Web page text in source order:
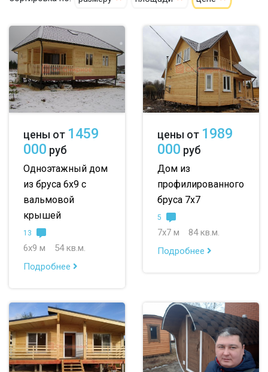
цены от 1459
000 руб
Одноэтажный дом
из бруса 6х9 с
вальмовой
крышей
13
6х9 м
54 кв.м.
Подробнее
цены от 1989
000 руб
Дом из
профилированного
бруса 7х7
5
7х7 м
84 кв.м.
Подробнее